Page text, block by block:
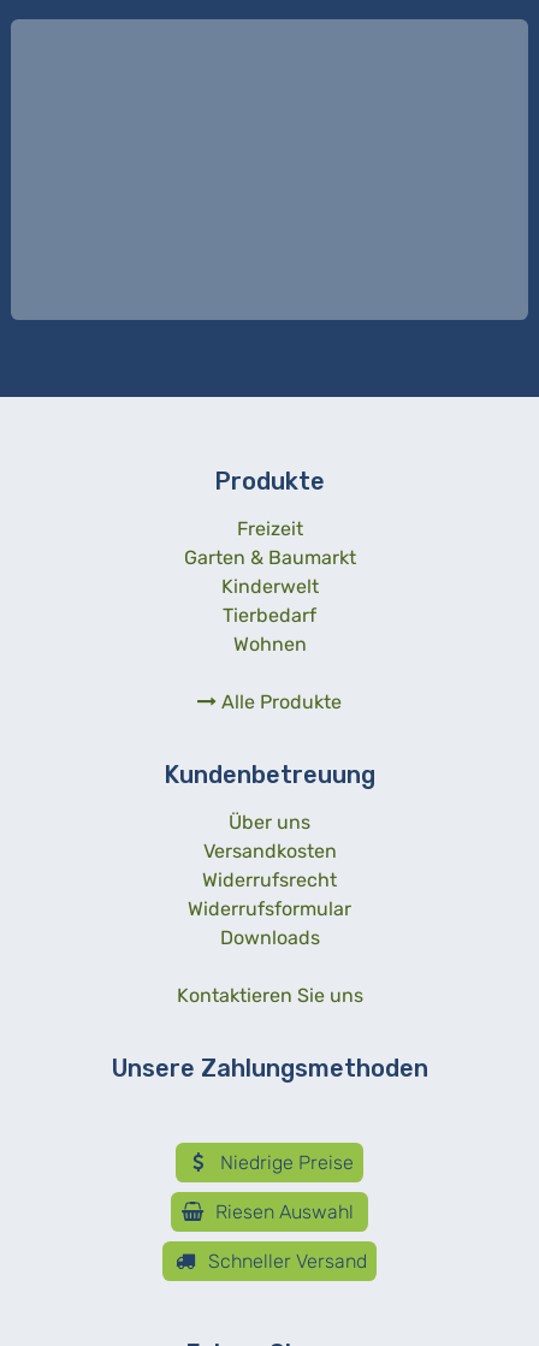
Produkte
Freizeit
Garten & Baumarkt
Kinderwelt
Tierbedarf
Wohnen
Alle Produkte
Kundenbetreuung
Über uns
Versandkosten
Widerrufsrecht
Widerrufsformular
Downloads
Kontaktieren Sie uns
Unsere Zahlungsmethoden
Niedrige Preise
Riesen Auswahl
Schneller Versand